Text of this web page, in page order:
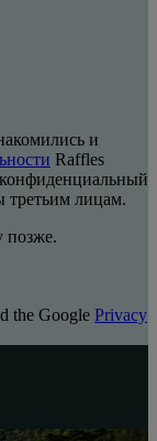
и
Raffles
третьим лицам.
позже.
the Google Privacy